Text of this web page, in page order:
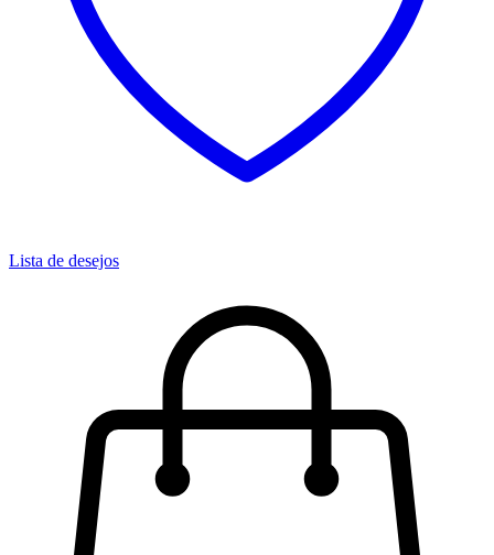
Lista de desejos